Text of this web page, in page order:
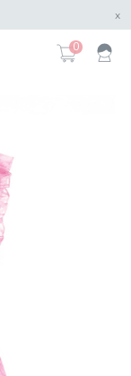
x
0